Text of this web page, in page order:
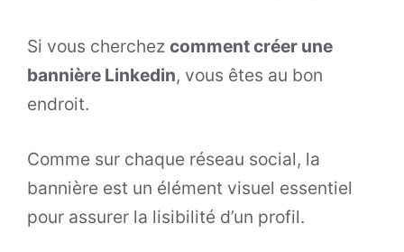
Si vous cherchez comment créer une
bannière Linkedin, vous êtes au bon
endroit.
Comme sur chaque réseau social, la
bannière est un élément visuel essentiel
pour assurer la lisibilité d’un profil.